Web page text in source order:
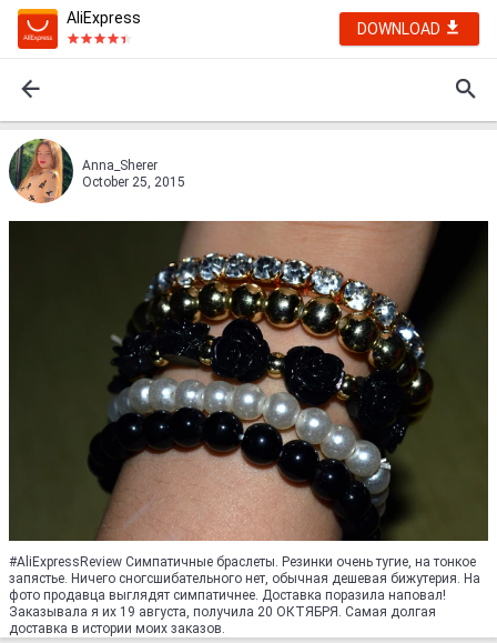
AliExpress
DOWNLOAD
Anna_Sherer
October 25, 2015
#AliExpressReview Симпатичные браслеты. Резинки очень тугие, на тонкое
запястье. Ничего сногсшибательного нет, обычная дешевая бижутерия. На
фото продавца выглядят симпатичнее. Доставка поразила наповал!
Заказывала я их 19 августа, получила 20 ОКТЯБРЯ. Самая долгая
доставка в истории моих заказов.